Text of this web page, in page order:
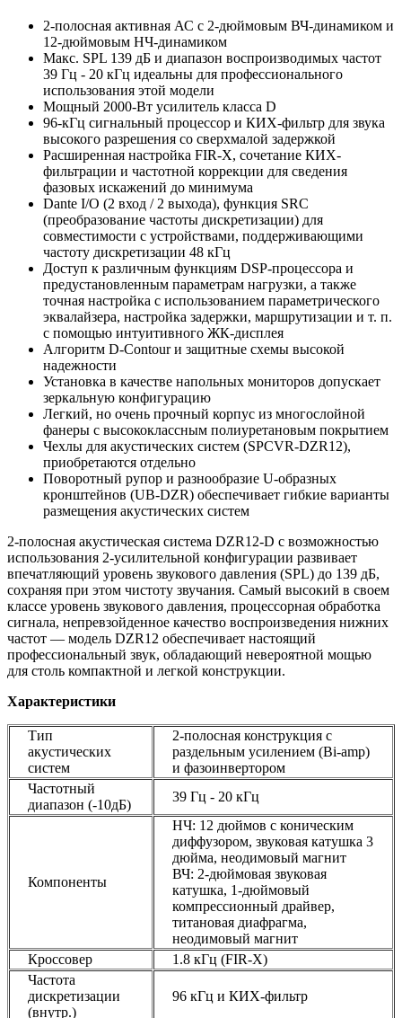
2-полосная активная АС с 2-дюймовым ВЧ-динамиком и
12-дюймовым НЧ-динамиком
Макс. SPL 139 дБ и диапазон воспроизводимых частот
39 Гц - 20 кГц идеальны для профессионального
использования этой модели
Мощный 2000-Вт усилитель класса D
96-кГц сигнальный процессор и КИХ-фильтр для звука
высокого разрешения со сверхмалой задержкой
Расширенная настройка FIR-X, сочетание КИХ-
фильтрации и частотной коррекции для сведения
фазовых искажений до минимума
Dante I/O (2 вход / 2 выхода), функция SRC
(преобразование частоты дискретизации) для
совместимости с устройствами, поддерживающими
частоту дискретизации 48 кГц
Доступ к различным функциям DSP-процессора и
предустановленным параметрам нагрузки, а также
точная настройка с использованием параметрического
эквалайзера, настройка задержки, маршрутизации и т. п.
с помощью интуитивного ЖК-дисплея
Алгоритм D-Contour и защитные схемы высокой
надежности
Установка в качестве напольных мониторов допускает
зеркальную конфигурацию
Легкий, но очень прочный корпус из многослойной
фанеры с высококлассным полиуретановым покрытием
Чехлы для акустических систем (SPCVR-DZR12),
приобретаются отдельно
Поворотный рупор и разнообразие U-образных
кронштейнов (UB-DZR) обеспечивает гибкие варианты
размещения акустических систем
2-полосная акустическая система DZR12-D с возможностью
использования 2-усилительной конфигурации развивает
впечатляющий уровень звукового давления (SPL) до 139 дБ,
сохраняя при этом чистоту звучания. Самый высокий в своем
классе уровень звукового давления, процессорная обработка
сигнала, непревзойденное качество воспроизведения нижних
частот — модель DZR12 обеспечивает настоящий
профессиональный звук, обладающий невероятной мощью
для столь компактной и легкой конструкции.
Характеристики
Тип
акустических
систем
2-полосная конструкция с
раздельным усилением (Bi-amp)
и фазоинвертором
Частотный
диапазон (-10дБ)
39 Гц - 20 кГц
Компоненты
НЧ: 12 дюймов с коническим
диффузором, звуковая катушка 3
дюйма, неодимовый магнит
ВЧ: 2-дюймовая звуковая
катушка, 1-дюймовый
компрессионный драйвер,
титановая диафрагма,
неодимовый магнит
Кроссовер
1.8 кГц (FIR-X)
Частота
дискретизации
(внутр.)
96 кГц и КИХ-фильтр